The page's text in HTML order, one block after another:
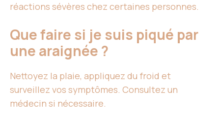
réactions sévères chez certaines personnes.
Que faire si je suis piqué par
une araignée ?
Nettoyez la plaie, appliquez du froid et
surveillez vos symptômes. Consultez un
médecin si nécessaire.